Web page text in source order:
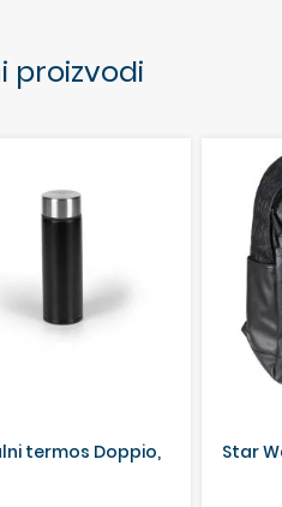
proizvodi
termos Doppio,
Star